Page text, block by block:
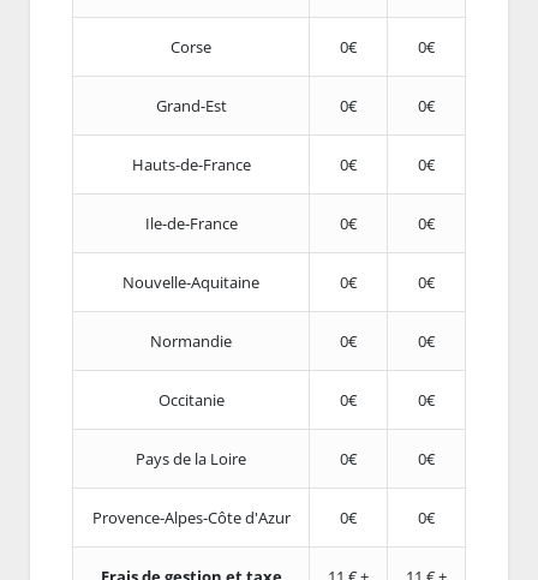
Corse 0€ 0€
Grand-Est 0€ 0€
Hauts-de-France 0€ 0€
Ile-de-France 0€ 0€
Nouvelle-Aquitaine 0€ 0€
Normandie 0€ 0€
Occitanie 0€ 0€
Pays de la Loire 0€ 0€
Provence-Alpes-Côte d'Azur 0€ 0€